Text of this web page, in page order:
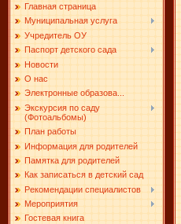
Главная страница
Муниципальная услуга
Учредитель ОУ
Паспорт детского сада
Новости
О нас
Электронные образова...
Экскурсия по саду
(Фотоальбомы)
План работы
Информация для родителей
Памятка для родителей
Как записаться в детский сад
Рекомендации специалистов
Мероприятия
Гостевая книга